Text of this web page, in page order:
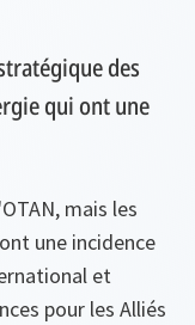
des
qui ont une
mais les
une incidence
et
pour les Alliés